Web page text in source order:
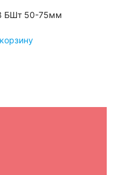
БШт 50-75мм